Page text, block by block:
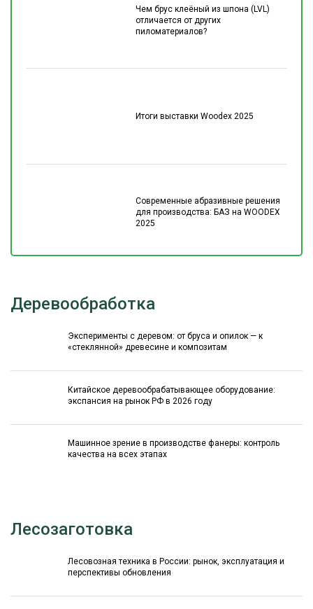
Чем брус клеёный из шпона (LVL)
отличается от других
пиломатериалов?
Итоги выставки Woodex 2025
Современные абразивные решения
для производства: БАЗ на WOODEX
2025
Деревообработка
Эксперименты с деревом: от бруса и опилок — к
«стеклянной» древесине и композитам
Китайское деревообрабатывающее оборудование:
экспансия на рынок РФ в 2026 году
Машинное зрение в производстве фанеры: контроль
качества на всех этапах
Лесозаготовка
Лесовозная техника в России: рынок, эксплуатация и
перспективы обновления